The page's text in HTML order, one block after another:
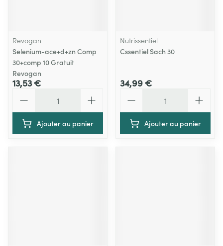
Revogan
Selenium-ace+d+zn Comp
30+comp 10 Gratuit
Revogan
13,53 €
Ajouter au panier
Nutrissentiel
Cssentiel Sach 30
34,99 €
Ajouter au panier